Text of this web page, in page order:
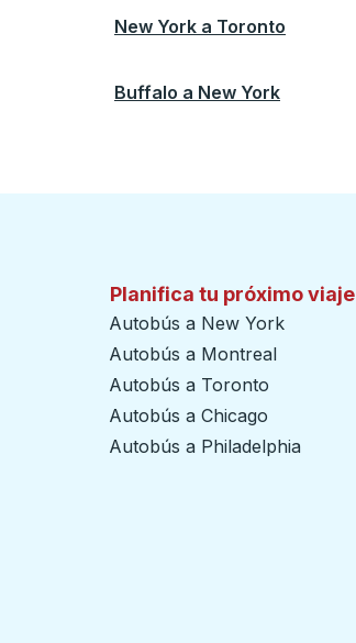
New York a Toronto
Buffalo a New York
Planifica tu próximo viaje
Autobús a New York
Autobús a Montreal
Autobús a Toronto
Autobús a Chicago
Autobús a Philadelphia